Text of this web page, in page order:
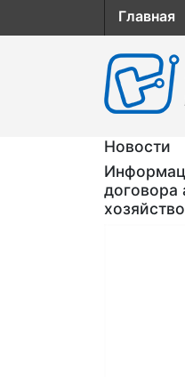
Главная
Новости
договора